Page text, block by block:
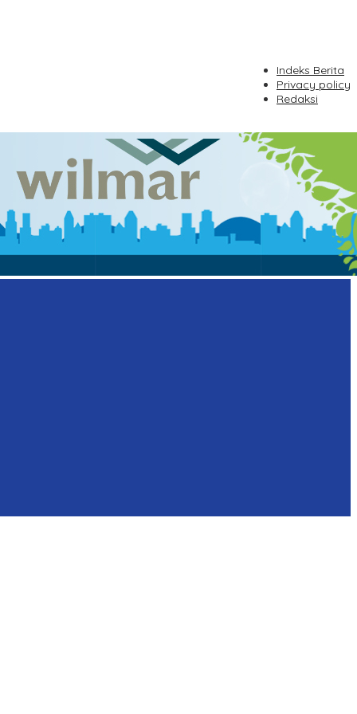
Indeks Berita
Privacy policy
Redaksi